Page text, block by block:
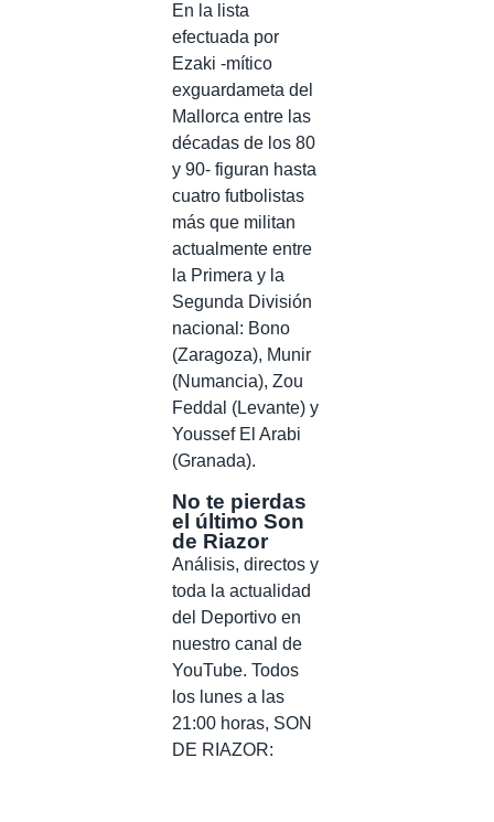
En la lista
efectuada por
Ezaki -mítico
exguardameta del
Mallorca entre las
décadas de los 80
y 90- figuran hasta
cuatro futbolistas
más que militan
actualmente entre
la Primera y la
Segunda División
nacional: Bono
(Zaragoza), Munir
(Numancia), Zou
Feddal (Levante) y
Youssef El Arabi
(Granada).
No te pierdas
el último Son
de Riazor
Análisis, directos y
toda la actualidad
del Deportivo en
nuestro canal de
YouTube. Todos
los lunes a las
21:00 horas, SON
DE RIAZOR: